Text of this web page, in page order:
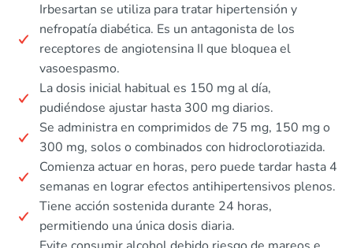
Irbesartan se utiliza para tratar hipertensión y
nefropatía diabética. Es un antagonista de los
receptores de angiotensina II que bloquea el
vasoespasmo.
La dosis inicial habitual es 150 mg al día,
pudiéndose ajustar hasta 300 mg diarios.
Se administra en comprimidos de 75 mg, 150 mg o
300 mg, solos o combinados con hidroclorotiazida.
Comienza actuar en horas, pero puede tardar hasta 4
semanas en lograr efectos antihipertensivos plenos.
Tiene acción sostenida durante 24 horas,
permitiendo una única dosis diaria.